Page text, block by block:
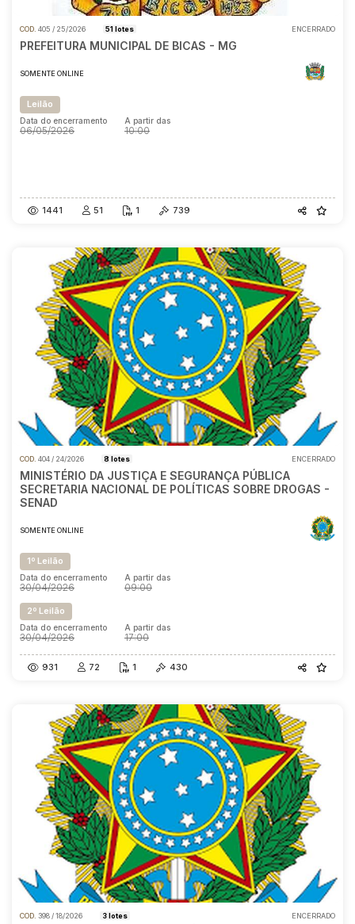
COD. 405 / 25/2026 51 lotes ENCERRADO
PREFEITURA MUNICIPAL DE BICAS - MG
SOMENTE ONLINE
Leilão
Data do encerramento
06/05/2026
A partir das
10:00
1441 51 1 739
COD. 404 / 24/2026 8 lotes ENCERRADO
MINISTÉRIO DA JUSTIÇA E SEGURANÇA PÚBLICA
SECRETARIA NACIONAL DE POLÍTICAS SOBRE DROGAS -
SENAD
SOMENTE ONLINE
1º Leilão
Data do encerramento
30/04/2026
A partir das
09:00
2º Leilão
Data do encerramento
30/04/2026
A partir das
17:00
931 72 1 430
COD. 398 / 18/2026 3 lotes ENCERRADO